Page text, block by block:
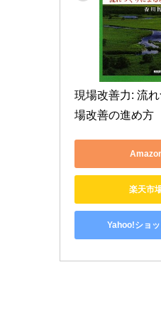
現場改善力: 流
場改善の進め方
楽天市
Yahoo!ショ